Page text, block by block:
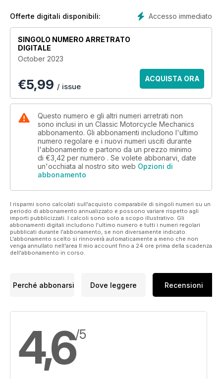
Accesso immediato
Offerte digitali disponibili:
SINGOLO NUMERO ARRETRATO
DIGITALE
October 2023
€5,99 / issue
ACQUISTA ORA
Questo numero e gli altri numeri arretrati non
sono inclusi in un Classic Motorcycle Mechanics
abbonamento. Gli abbonamenti includono l'ultimo
numero regolare e i nuovi numeri usciti durante
l'abbonamento e partono da un prezzo minimo
di €3,42 per numero . Se volete abbonarvi, date
un'occhiata al nostro sito web Opzioni di
abbonamento
I risparmi sono calcolati sull'acquisto comparabile di singoli numeri su un
periodo di abbonamento annualizzato e possono variare rispetto agli
importi pubblicizzati. I calcoli sono solo a scopo illustrativo. Gli
abbonamenti digitali includono l'ultimo numero e tutti i numeri regolari
pubblicati durante l'abbonamento, se non diversamente indicato.
L'abbonamento scelto si rinnoverà automaticamente a meno che non
venga annullato nell'area Il mio account fino a 24 ore prima della scadenza
dell'abbonamento in corso.
Perché abbonarsi Dove leggere Recensioni
4,6/5